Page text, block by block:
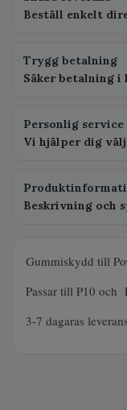
Beställ enkelt
Trygg betalning
Säker betalning i
Personlig service
Vi hjälper dig
Beskrivning och
Gummiskydd till
Passar till P10 och
3-7 dagaras